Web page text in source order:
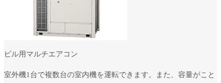
ビル用マルチエアコン
室外機1台で複数台の室内機を運転できます。また、容量がこと